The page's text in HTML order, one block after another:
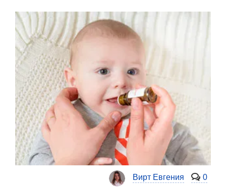
Вирт Евгения
0